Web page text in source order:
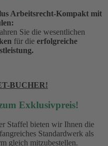
Arbeitsrecht-Kompakt mit
Sie die wesentlichen
für die erfolgreiche
.
BUCHER!
Exklusivpreis!
Staffel bieten wir Ihnen die
Standardwerk als
gleich mitzubestellen.